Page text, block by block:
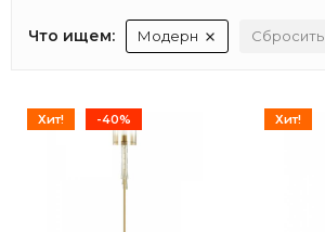
Что ищем: Модерн Сбросить
Хит! -40% Хит!